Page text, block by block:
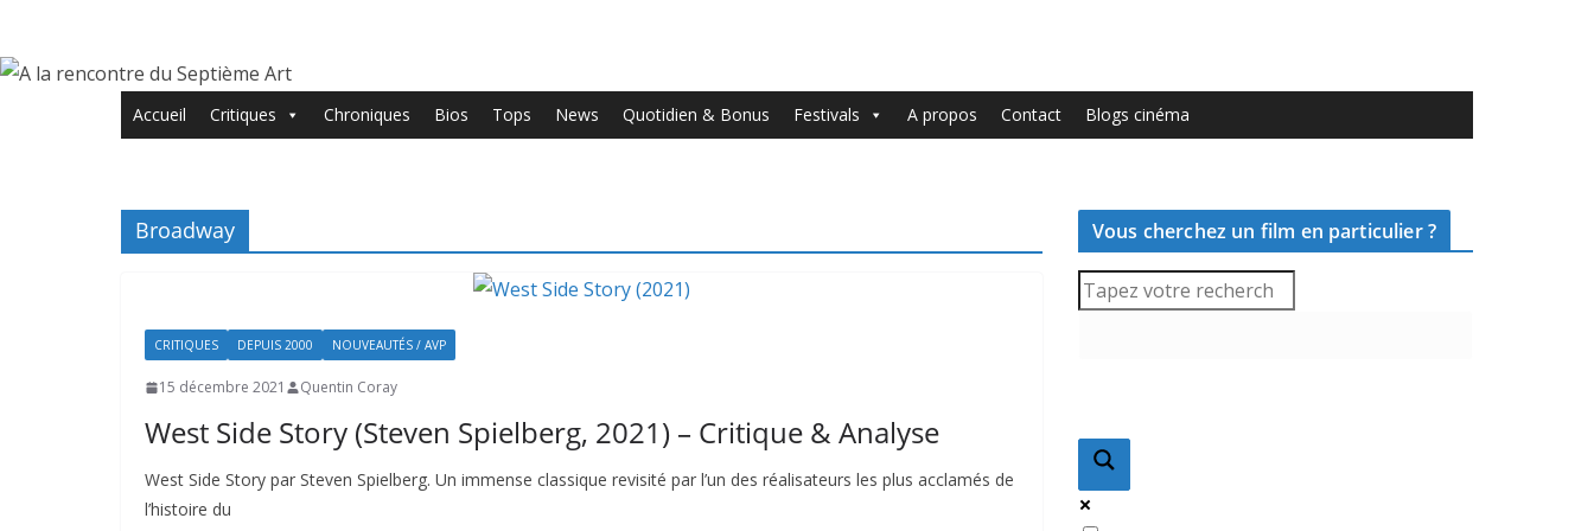
contenu
Accueil Critiques Chroniques Bios Tops News Quotidien & Bonus Festivals A propos Contact Blogs cinéma
Broadway
CRITIQUES DEPUIS 2000 NOUVEAUTÉS / AVP
15 décembre 2021 Quentin Coray
West Side Story (Steven Spielberg, 2021) – Critique & Analyse
West Side Story par Steven Spielberg. Un immense classique revisité par l’un des réalisateurs les plus acclamés de
l’histoire du
Vous cherchez un film en particulier ?